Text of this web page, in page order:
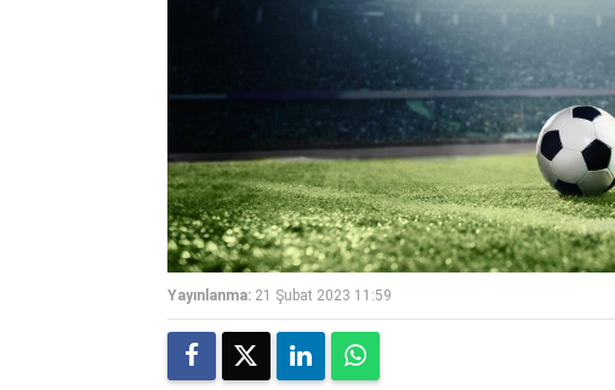
Yayınlanma: 21 Şubat 2023 11:59